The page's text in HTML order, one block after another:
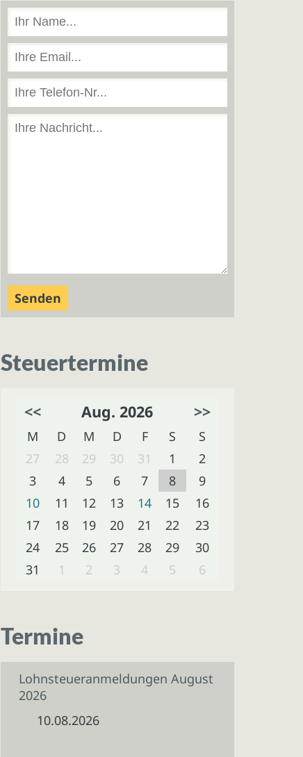
Steuertermine
<< Aug. 2026 >>
M D M D F S
S
27
28 29 30 31 1
2
3
4 5 6 7 8
9
10
11 12 13 14 15
16
17
18 19 20 21 22
23
24
25 26 27 28 29
30
31
1 2 3 4 5 6
Termine
Lohnsteueranmeldungen August
2026
10.08.2026